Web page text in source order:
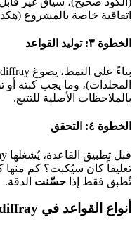
اتفاقية خاصة بالمشروع
الخطوة ٣: توليد القواعد
المجلدات)، وما يجب كبته أو
بالملاحظات الأصلية للتتبع.
الخطوة ٤: التحقق
تعليقاً كان سيُكبت؟ كم منها
تُطبق فقط إذا حسّنت الدقة.
أنواع القواعد في diffray